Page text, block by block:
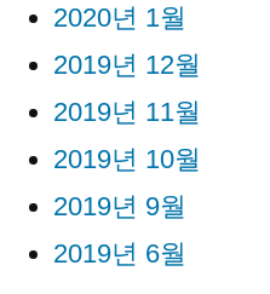
2020년 1월
2019년 12월
2019년 11월
2019년 10월
2019년 9월
2019년 6월